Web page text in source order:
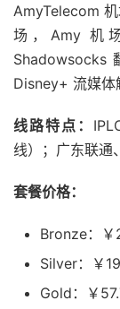
AmyTelecom
场，Amy 机
Shadowsocks
Disney+ 流媒体
线路特点：
线）；广东联通
套餐价格：
Bronze：￥
Silver：￥
Gold：￥